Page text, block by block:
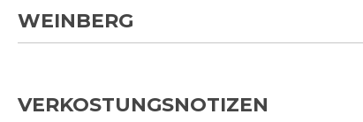
WEINBERG
VERKOSTUNGSNOTIZEN